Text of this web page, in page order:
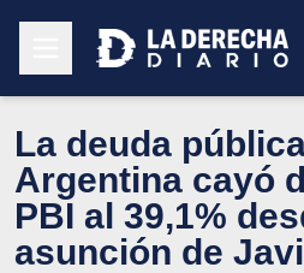
La deuda
Argentina cayó
PBI al 39,1%
asunción de